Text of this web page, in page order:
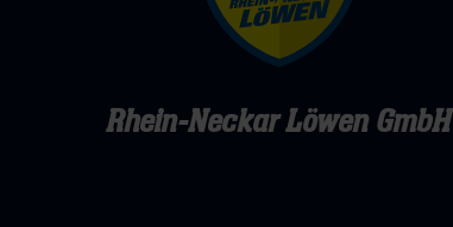
Rhein-Neckar Löwen GmbH